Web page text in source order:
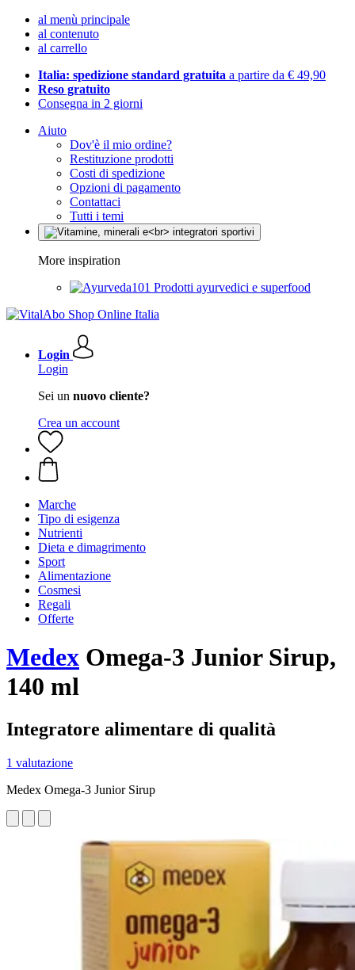
al menù principale
al contenuto
al carrello
Italia: spedizione standard gratuita a partire da € 49,90
Reso gratuito
Consegna in 2 giorni
Aiuto
Dov'è il mio ordine?
Restituzione prodotti
Costi di spedizione
Opzioni di pagamento
Contattaci
Tutti i temi
More inspiration
Prodotti ayurvedici e superfood
Login
Login
Sei un nuovo cliente?
Crea un account
Marche
Tipo di esigenza
Nutrienti
Dieta e dimagrimento
Sport
Alimentazione
Cosmesi
Regali
Offerte
Medex Omega-3 Junior Sirup,
140 ml
Integratore alimentare di qualità
1 valutazione
Medex Omega-3 Junior Sirup